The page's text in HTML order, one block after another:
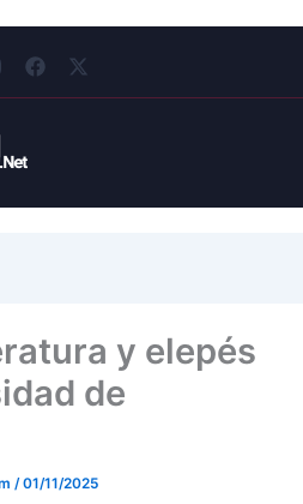
a
-
r
y elepés
de
/01/11/2025